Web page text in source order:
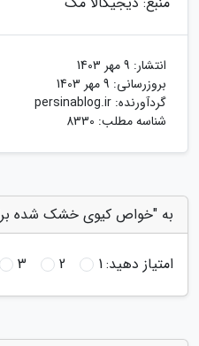
انتشار: 9 مهر 1403
بروزرسانی: 9 مهر 1403
گردآورنده: persinablog.ir
شناسه مطلب: 8330
به "خواص کیوی خشک شده
امتیاز دهید:1
2
3